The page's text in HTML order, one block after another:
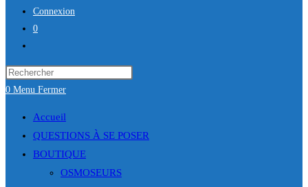
Connexion
0
search
the
0 Menu Fermer
Accueil
QUESTIONS À SE POSER
BOUTIQUE
OSMOSEURS